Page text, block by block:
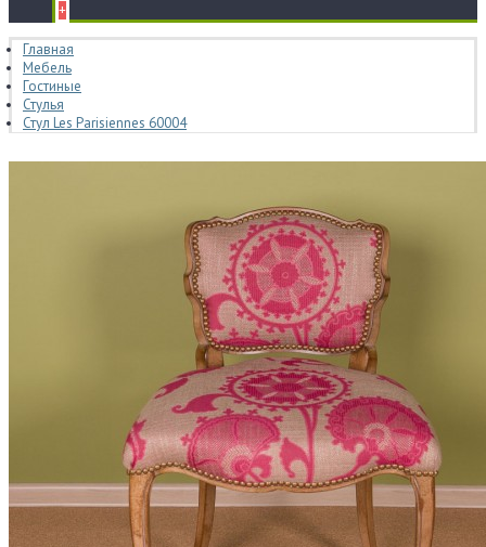
+
Главная
Мебель
Гостиные
Стулья
Стул Les Parisiennes 60004